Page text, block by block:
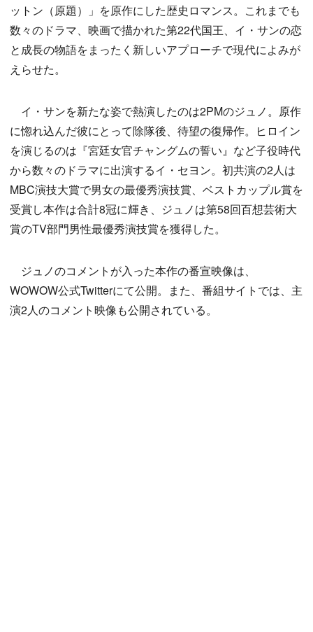
ットン（原題）」を原作にした歴史ロマンス。これまでも
数々のドラマ、映画で描かれた第22代国王、イ・サンの恋
と成長の物語をまったく新しいアプローチで現代によみが
えらせた。
イ・サンを新たな姿で熱演したのは2PMのジュノ。原作
に惚れ込んだ彼にとって除隊後、待望の復帰作。ヒロイン
を演じるのは『宮廷女官チャングムの誓い』など子役時代
から数々のドラマに出演するイ・セヨン。初共演の2人は
MBC演技大賞で男女の最優秀演技賞、ベストカップル賞を
受賞し本作は合計8冠に輝き、ジュノは第58回百想芸術大
賞のTV部門男性最優秀演技賞を獲得した。
ジュノのコメントが入った本作の番宣映像は、
WOWOW公式Twitterにて公開。また、番組サイトでは、主
演2人のコメント映像も公開されている。